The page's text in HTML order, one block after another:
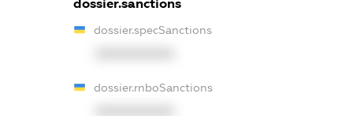
dossier.sanctions
dossier.specSanctions
dossier.rnboSanctions